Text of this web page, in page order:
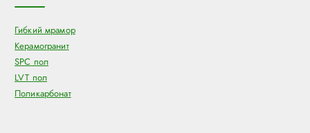
Гибкий мрамор
Керамогранит
SPC пол
LVT пол
Поликарбонат